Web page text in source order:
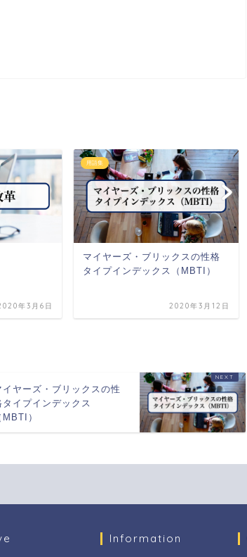
年3月6日
用語集
マイヤーズ・ブリックスの性格
タイプインデックス（MBTI）
2020年3月12日
イヤーズ・ブリックスの性
タイプインデックス
MBTI）
Information